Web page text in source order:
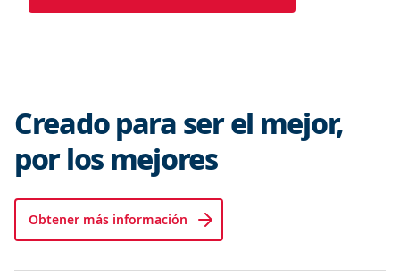
Creado para ser el mejor,
por los mejores
Obtener más información